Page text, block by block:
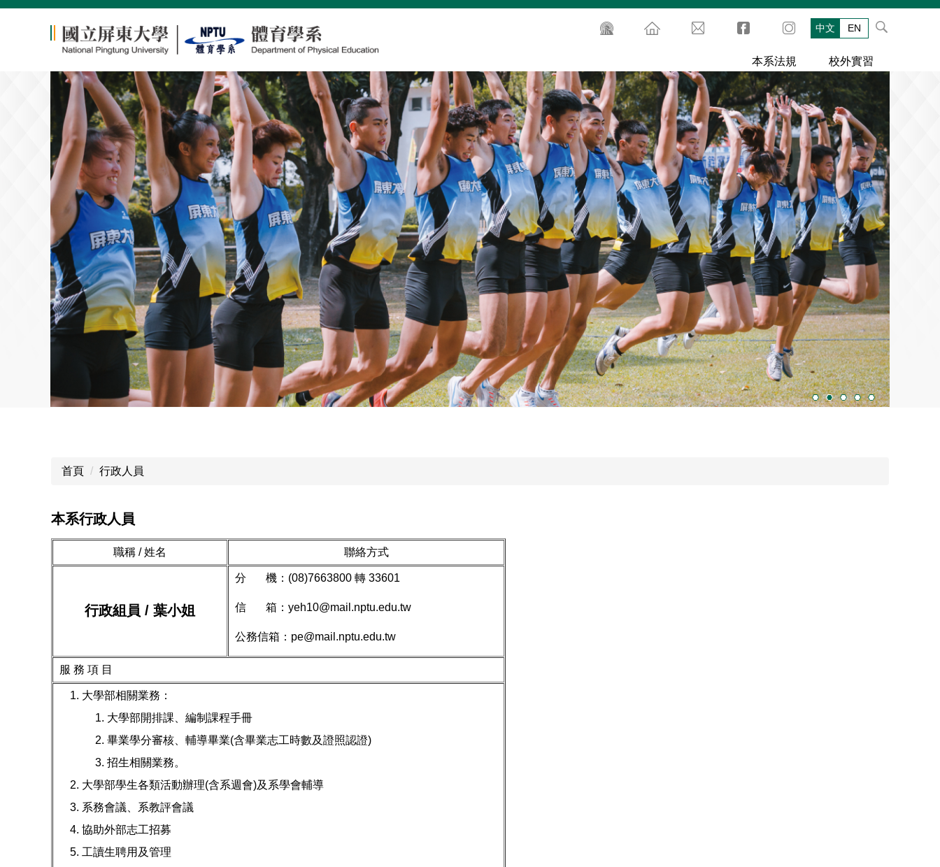
跳
中文 EN
本系法規 校外實習
首頁 行政人員
本系行政人員
職稱 / 姓名 聯絡方式
行政組員 / 葉小姐
分 機：(08)7663800 轉 33601
信 箱： yeh10@mail.nptu.edu.tw
公務信箱： pe@mail.nptu.edu.tw
服 務 項 目
大學部相關業務：
大學部開排課、編制課程手冊
畢業學分審核、輔導畢業(含畢業志工時數及證照認證)
招生相關業務。
大學部學生各類活動辦理(含系週會)及系學會輔導
系務會議、系教評會議
協助外部志工招募
工讀生聘用及管理